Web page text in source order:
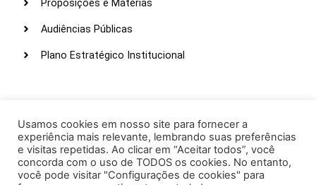
Proposições e Matérias
Audiências Públicas
Plano Estratégico Institucional
Webmail
Intranet
Administração
Usamos cookies em nosso site para fornecer a
experiência mais relevante, lembrando suas preferências
e visitas repetidas. Ao clicar em “Aceitar todos”, você
concorda com o uso de TODOS os cookies. No entanto,
você pode visitar "Configurações de cookies" para